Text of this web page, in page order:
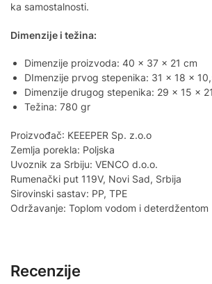
ka samostalnosti.
Dimenzije i težina:
Dimenzije proizvoda: 40 x 37 x 21 cm
DImenzije prvog stepenika: 31 x 18 x
Dimenzije drugog stepenika: 29 x 15 x
Težina: 780 gr
Proizvođač: KEEEPER Sp. z.o.o
Zemlja porekla: Poljska
Uvoznik za Srbiju: VENCO d.o.o.
Rumenački put 119V, Novi Sad, Srbija
Sirovinski sastav: PP, TPE
Održavanje: Toplom vodom i deterdžentom
Recenzije